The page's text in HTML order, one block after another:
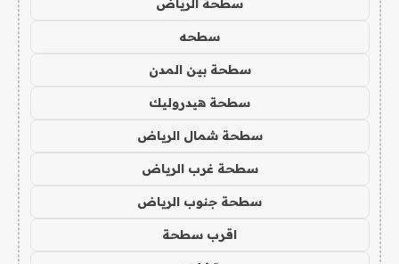
سطحه
سطحة بين المدن
سطحة هيدروليك
سطحة شمال الرياض
سطحة غرب الرياض
سطحة جنوب الرياض
اقرب سطحة